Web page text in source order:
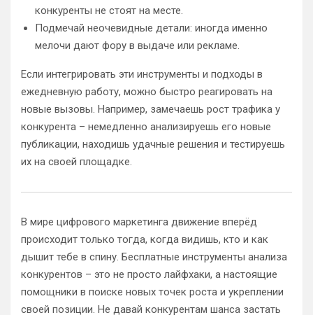
конкуренты не стоят на месте.
Подмечай неочевидные детали: иногда именно
мелочи дают фору в выдаче или рекламе.
Если интегрировать эти инструменты и подходы в
ежедневную работу, можно быстро реагировать на
новые вызовы. Например, замечаешь рост трафика у
конкурента – немедленно анализируешь его новые
публикации, находишь удачные решения и тестируешь
их на своей площадке.
В мире цифрового маркетинга движение вперёд
происходит только тогда, когда видишь, кто и как
дышит тебе в спину. Бесплатные инструменты анализа
конкурентов – это не просто лайфхаки, а настоящие
помощники в поиске новых точек роста и укреплении
своей позиции. Не давай конкурентам шанса застать